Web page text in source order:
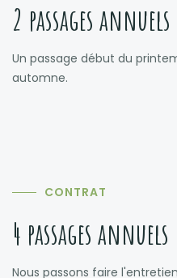
2 passages annuels
Un passage début du
automne.
CONTRAT
4 passages annuels
Nous passons faire